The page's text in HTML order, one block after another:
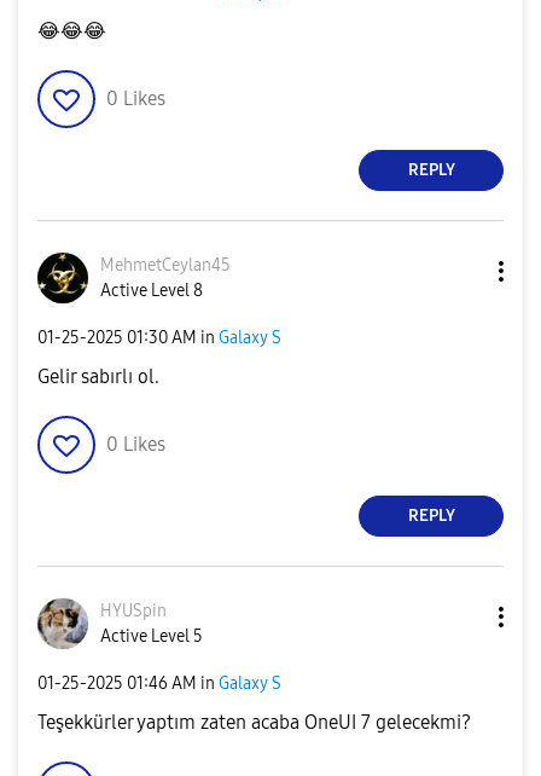
😂😂😂
0 Likes
REPLY
MehmetCeylan45
Active Level 8
‎01-25-2025 01:30 AM in Galaxy S
Gelir sabırlı ol.
0 Likes
REPLY
HYUSpin
Active Level 5
‎01-25-2025 01:46 AM in Galaxy S
Teşekkürler yaptım zaten acaba OneUI 7 gelecekmi?